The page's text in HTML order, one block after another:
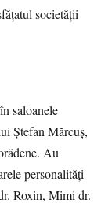
saloanele
Ştefan Mărcuş,
Au
personalităţi
Roxin, Mimi dr.